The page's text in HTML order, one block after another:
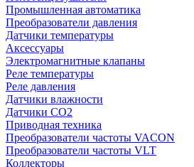
Промышленная автоматика
Преобразователи давления
Датчики температуры
Аксессуары
Электромагнитные клапаны
Реле температуры
Реле давления
Датчики влажности
Датчики CO2
Приводная техника
Преобразователи частоты VACON
Преобразователи частоты VLT
Коллекторы